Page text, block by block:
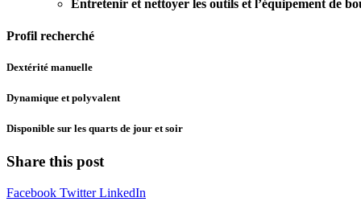
Entretenir et nettoyer les outils et l’équipement de
Profil recherché
Dextérité manuelle
Dynamique et polyvalent
Disponible sur les quarts de jour et soir
Share this post
Facebook TwitterLinkedIn